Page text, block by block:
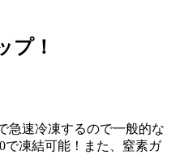
プ！
急速冷凍するので一般的な
で凍結可能！また、窒素ガ